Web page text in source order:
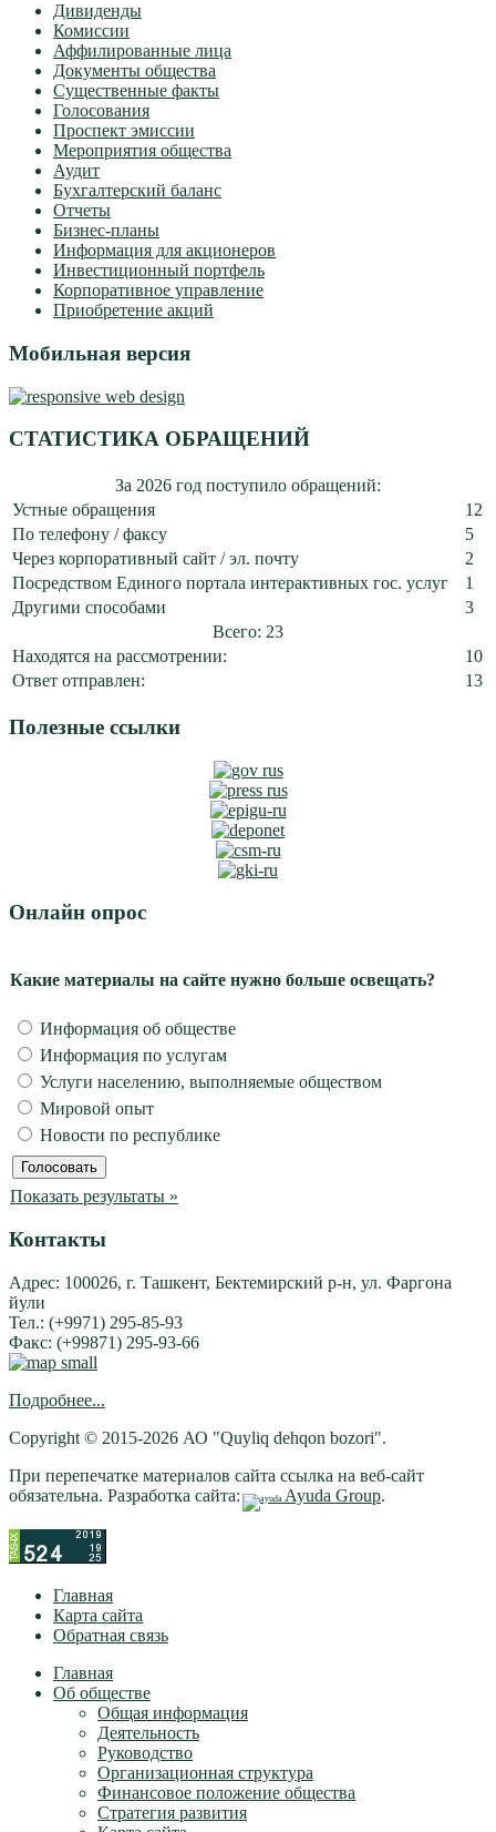
Дивиденды
Комиссии
Аффилированные лица
Документы общества
Существенные факты
Голосования
Проспект эмиссии
Мероприятия общества
Аудит
Бухгалтерский баланс
Отчеты
Бизнес-планы
Информация для акционеров
Инвестиционный портфель
Корпоративное управление
Приобретение акций
Мобильная версия
СТАТИСТИКА ОБРАЩЕНИЙ
За 2026 год поступило обращений:
Устные обращения
12
По телефону / факсу
5
Через корпоративный сайт / эл. почту
2
Посредством Единого портала интерактивных гос. услуг
1
Другими способами
3
Всего: 23
Находятся на рассмотрении:
10
Ответ отправлен:
13
Полезные ссылки
Онлайн опрос
Какие материалы на сайте нужно больше освещать?
Информация об обществе
Информация по услугам
Услуги населению, выполняемые обществом
Мировой опыт
Новости по республике
Показать результаты »
Контакты
Адрес: 100026, г. Ташкент, Бектемирский р-н, ул. Фаргона
йули
Тел.: (+9971) 295-85-93
Факс: (+99871) 295-93-66
Подробнее...
Copyright © 2015-2026 АО "Quyliq dehqon bozori".
При перепечатке материалов сайта ссылка на веб-сайт
обязательна. Разработка сайта:
Ayuda Group.
Главная
Карта сайта
Обратная связь
Главная
Об обществе
Общая информация
Деятельность
Руководство
Организационная структура
Финансовое положение общества
Стратегия развития